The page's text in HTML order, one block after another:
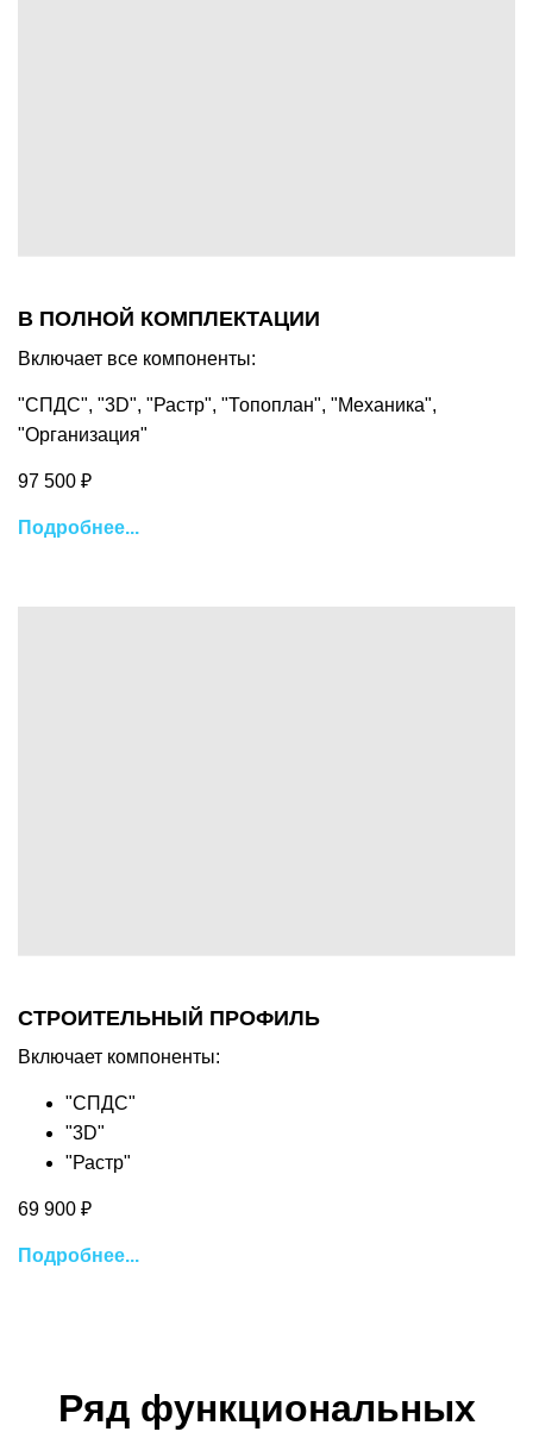
В ПОЛНОЙ КОМПЛЕКТАЦИИ
Включает все компоненты:
"СПДС", "3D", "Растр", "Топоплан", "Механика",
"Организация"
97 500 ₽
Подробнее...
СТРОИТЕЛЬНЫЙ ПРОФИЛЬ
Включает компоненты:
"СПДС"
"3D"
"Растр"
69 900 ₽
Подробнее...
Ряд функциональных